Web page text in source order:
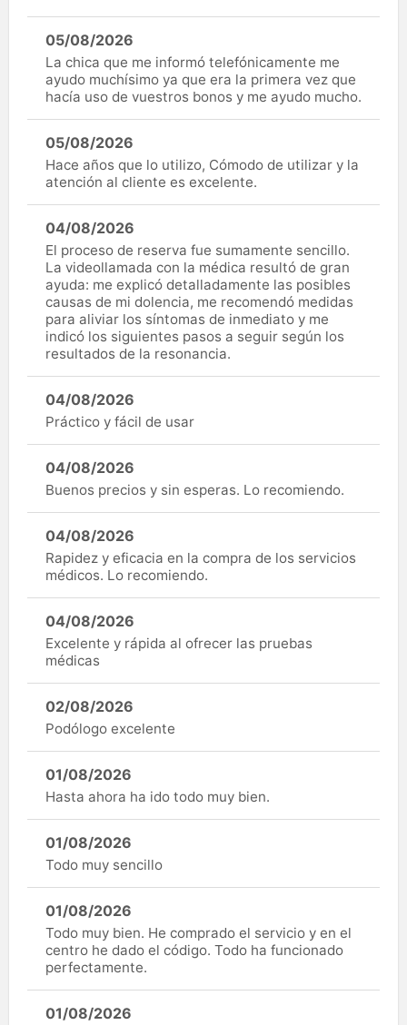
05/08/2026
La chica que me informó telefónicamente me
ayudo muchísimo ya que era la primera vez que
hacía uso de vuestros bonos y me ayudo mucho.
05/08/2026
Hace años que lo utilizo, Cómodo de utilizar y la
atención al cliente es excelente.
04/08/2026
El proceso de reserva fue sumamente sencillo.
La videollamada con la médica resultó de gran
ayuda: me explicó detalladamente las posibles
causas de mi dolencia, me recomendó medidas
para aliviar los síntomas de inmediato y me
indicó los siguientes pasos a seguir según los
resultados de la resonancia.
04/08/2026
Práctico y fácil de usar
04/08/2026
Buenos precios y sin esperas. Lo recomiendo.
04/08/2026
Rapidez y eficacia en la compra de los servicios
médicos. Lo recomiendo.
04/08/2026
Excelente y rápida al ofrecer las pruebas
médicas
02/08/2026
Podólogo excelente
01/08/2026
Hasta ahora ha ido todo muy bien.
01/08/2026
Todo muy sencillo
01/08/2026
Todo muy bien. He comprado el servicio y en el
centro he dado el código. Todo ha funcionado
perfectamente.
01/08/2026